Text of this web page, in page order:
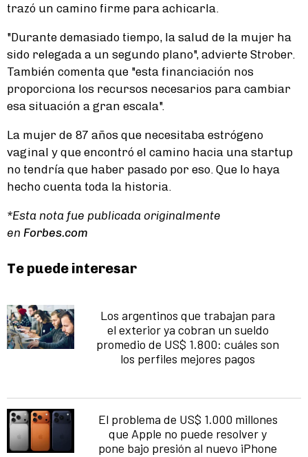
trazó un camino firme para achicarla.
"Durante demasiado tiempo, la salud de la mujer ha
sido relegada a un segundo plano", advierte Strober.
También comenta que "esta financiación nos
proporciona los recursos necesarios para cambiar
esa situación a gran escala".
La mujer de 87 años que necesitaba estrógeno
vaginal y que encontró el camino hacia una startup
no tendría que haber pasado por eso. Que lo haya
hecho cuenta toda la historia.
*Esta nota fue publicada originalmente
en Forbes.com
Te puede interesar
Los argentinos que trabajan para
el exterior ya cobran un sueldo
promedio de US$ 1.800: cuáles son
los perfiles mejores pagos
El problema de US$ 1.000 millones
que Apple no puede resolver y
pone bajo presión al nuevo iPhone